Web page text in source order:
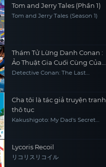
Tom and Jerry Tales (Phần 1)
Tom and Jerry Tales (Season 1)
Thám Tử Lừng Danh Conan :
Ảo Thuật Gia Cuối Cùng Của
Thế Kỷ
Detective Conan: The Last
Cha tôi là tác giả truyện tranh
thô tục
Kakushigoto: My Dad's Secret
Lycoris Recoil
リコリスリコイル